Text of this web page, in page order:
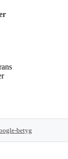
betyg